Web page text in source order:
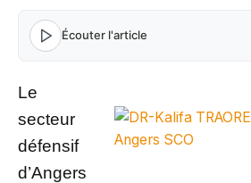
Écouter l'article
Le
secteur
défensif
d’Angers